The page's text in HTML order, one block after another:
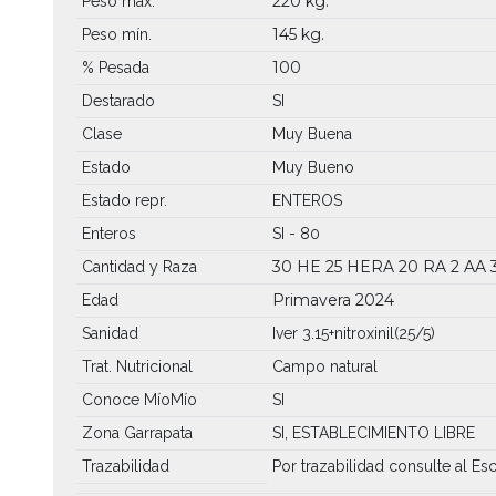
Peso mín. 145 kg.
% Pesada 100
Destarado
SI
Clase
Muy Buena
Estado
Muy Bueno
Estado repr.
ENTEROS
Enteros
SI - 80
Cantidad y Raza
30 HE 25 HERA 20 RA 2 AA
Edad Primavera 2024
Sanidad
Iver 3.15+nitroxinil(25/5)
Trat. Nutricional
Campo natural
Conoce MíoMío
SI
Zona Garrapata
SI, ESTABLECIMIENTO LIBRE
Trazabilidad
Por trazabilidad consulte al